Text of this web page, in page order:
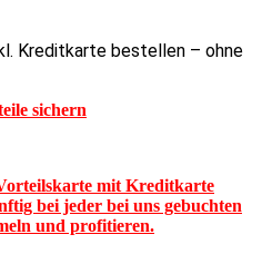
Kreditkarte bestellen – ohne
sichern
mit Kreditkarte
bei jeder bei uns gebuchten
und profitieren.